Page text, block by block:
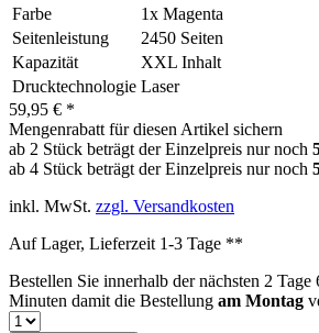
Farbe
1x Magenta
Seitenleistung
2450 Seiten
Kapazität
XXL Inhalt
Drucktechnologie Laser
59,95 € *
Mengenrabatt für diesen Artikel sichern
ab 2 Stück beträgt der Einzelpreis nur noch
ab 4 Stück beträgt der Einzelpreis nur noch
inkl. MwSt. zzgl. Versandkosten
Auf Lager, Lieferzeit 1-3 Tage **
Bestellen Sie innerhalb der nächsten 2 Tage
Minuten damit die Bestellung am Montag